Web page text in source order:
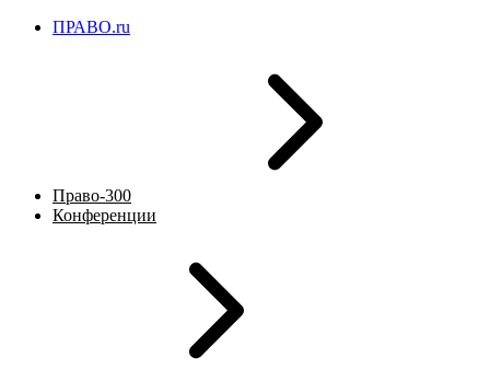
ПРАВО.ru
Право-300
Конференции